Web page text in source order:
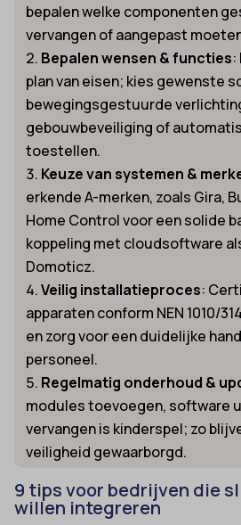
bepalen welke componenten
vervangen of aangepast
Bepalen wensen & functies:
plan van eisen; kies gewenste
bewegingsgestuurde
gebouwbeveiliging of
toestellen.
Keuze van systemen &
erkende A-merken, zoals Gira,
Home Control voor een solide
koppeling met cloudsoftware
Domoticz.
Veilig installatieproces:
apparaten conform NEN 1010/
en zorg voor een duidelijke
personeel.
Regelmatig onderhoud &
modules toevoegen, software
vervangen is kinderspel; zo
veiligheid gewaarborgd.
9 tips voor bedrijven die
willen integreren